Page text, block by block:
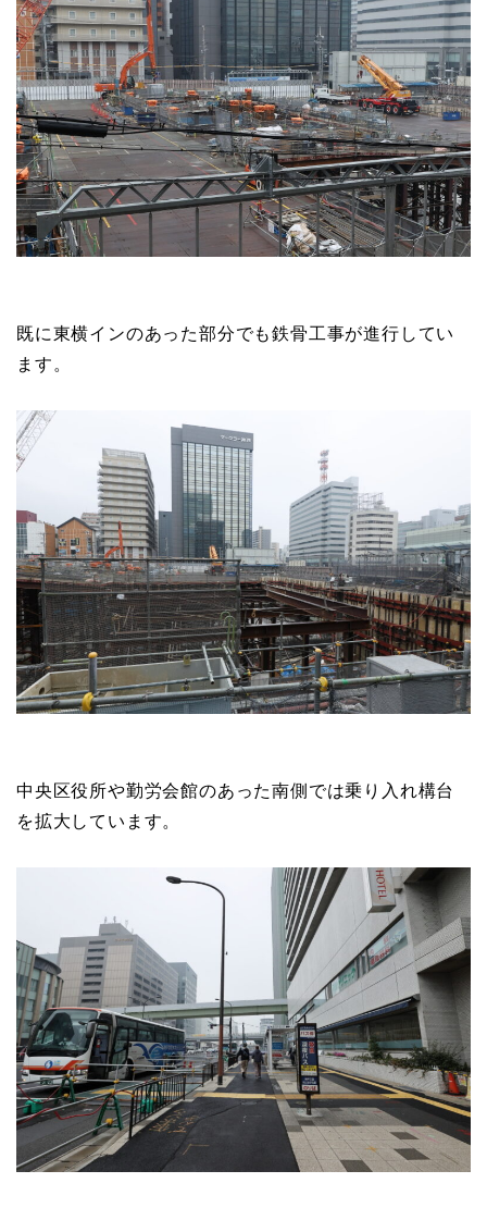
既に東横インのあった部分でも鉄骨工事が進行してい
ます。
中央区役所や勤労会館のあった南側では乗り入れ構台
を拡大しています。